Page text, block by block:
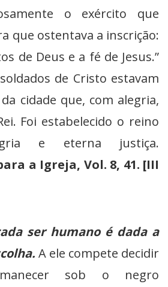
o exército que
que ostentava a inscrição:
de Deus e a fé de Jesus.”
de Cristo estavam
cidade que, com alegria,
Foi estabelecido o reino
e eterna justiça.
a Igreja, Vol. 8, 41. [III
ser humano é dada a
A ele compete decidir
sob o negro